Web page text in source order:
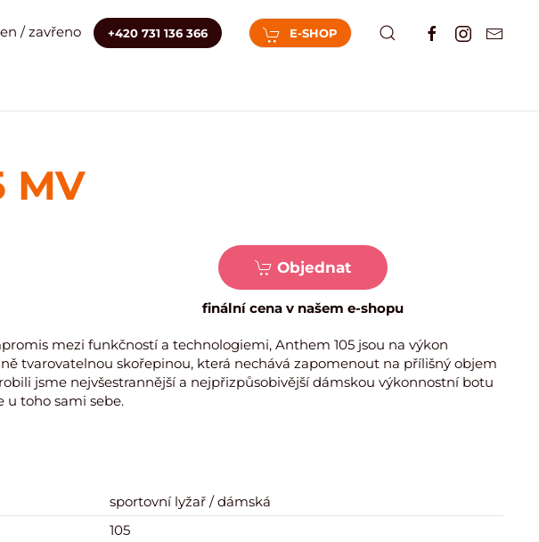
/ zavřeno +420 731 136 366 E-SHOP
MV
Objednat
finální cena v našem e-shopu
mezi funkčností a technologiemi, Anthem 105 jsou na výkon
tvarovatelnou skořepinou, která nechává zapomenout na přílišný objem
jsme nejvšestrannější a nejpřizpůsobivější dámskou výkonnostní botu
u toho sami sebe.
sportovní lyžař / dámská
105